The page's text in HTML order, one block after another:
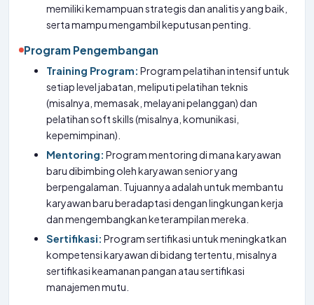
memiliki kemampuan strategis dan analitis yang baik,
serta mampu mengambil keputusan penting.
Program Pengembangan
Training Program: Program pelatihan intensif untuk
setiap level jabatan, meliputi pelatihan teknis
(misalnya, memasak, melayani pelanggan) dan
pelatihan soft skills (misalnya, komunikasi,
kepemimpinan).
Mentoring: Program mentoring di mana karyawan
baru dibimbing oleh karyawan senior yang
berpengalaman. Tujuannya adalah untuk membantu
karyawan baru beradaptasi dengan lingkungan kerja
dan mengembangkan keterampilan mereka.
Sertifikasi: Program sertifikasi untuk meningkatkan
kompetensi karyawan di bidang tertentu, misalnya
sertifikasi keamanan pangan atau sertifikasi
manajemen mutu.